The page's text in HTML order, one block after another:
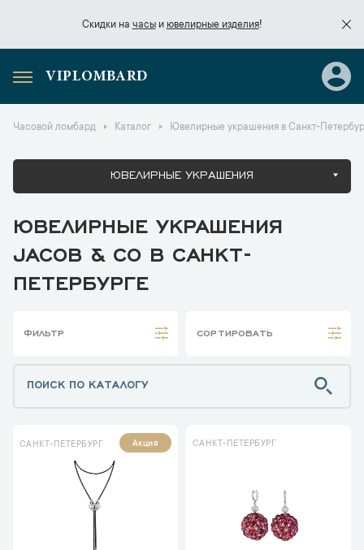
Скидки на часыи ювелирные изделия!
Скидки начасы
VIPLOMBARD
Часовой ломбард Каталог Ювелирные украшения в Санкт-
ЮВЕЛИРНЫЕ УКРАШЕНИЯ
ЮВЕЛИРНЫЕ УКРАШЕНИЯ
JACOB & CO В САНКТ-
ПЕТЕРБУРГЕ
ФИЛЬТР СОРТИРОВАТЬ
САНКТ-ПЕТЕРБУРГ Акция САНКТ-ПЕТЕРБУРГ